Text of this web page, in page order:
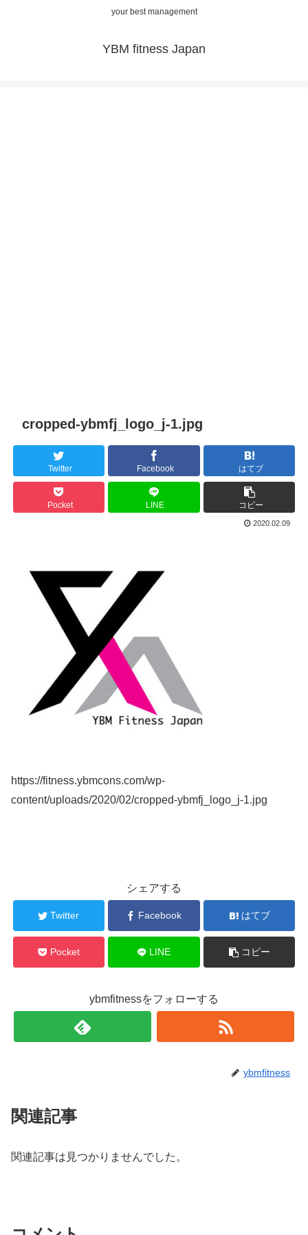
your best management
YBM fitness Japan
cropped-ybmfj_logo_j-1.jpg
Twitter Facebook はてブ
Pocket LINE コピー
2020.02.09
https://fitness.ybmcons.com/wp-
content/uploads/2020/02/cropped-ybmfj_logo_j-1.jpg
シェアする
Twitter Facebook はてブ
Pocket LINE コピー
ybmfitnessをフォローする
ybmfitness
関連記事
関連記事は見つかりませんでした。